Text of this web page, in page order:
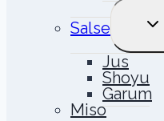
Salse
Jus
Shoyu
Garum
Miso